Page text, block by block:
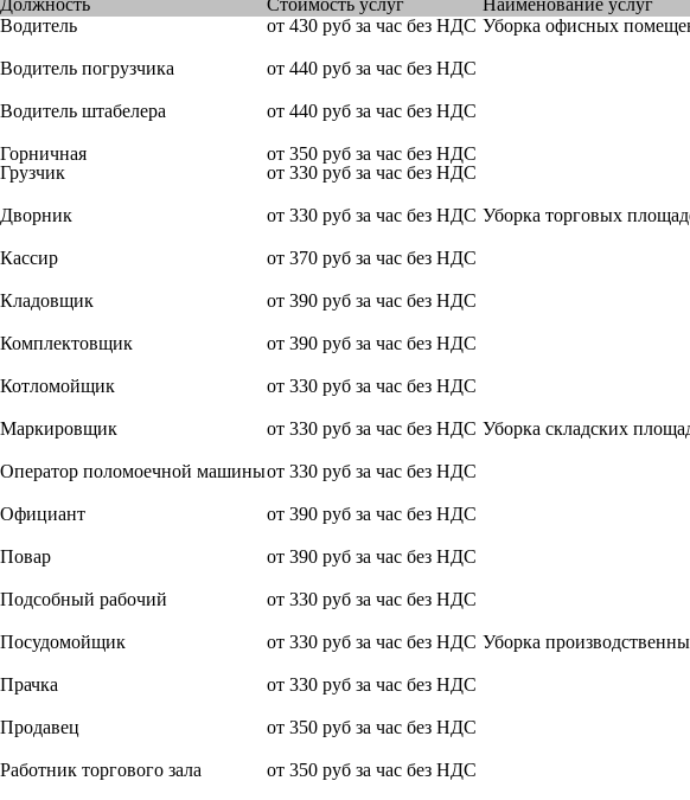
Водитель
от 430 руб за час без НДС Уборка офисных
Водитель погрузчика от 440 руб за час без НДС
Водитель штабелера от 440 руб за час без НДС
Горничная
от 350 руб за час без НДС
Грузчик
от 330 руб за час без НДС
Дворник от 330 руб за час без НДС Уборка торговых
Кассир от 370 руб за час без НДС
Кладовщик от 390 руб за час без НДС
Комплектовщик от 390 руб за час без НДС
Котломойщик от 330 руб за час без НДС
Маркировщик от 330 руб за час без НДС Уборка складских
Оператор поломоечной машиныот 330 руб за час без НДС
Официант от 390 руб за час без НДС
Повар от 390 руб за час без НДС
Подсобный рабочий от 330 руб за час без НДС
Посудомойщик от 330 руб за час без НДС Уборка
Прачка от 330 руб за час без НДС
Продавец от 350 руб за час без НДС
Работник торгового зала от 350 руб за час без НДС